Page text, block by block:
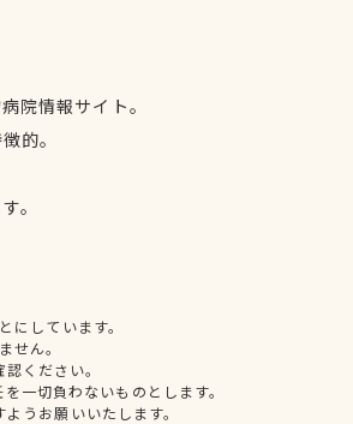
院情報サイト。
的。
。
しています。
せん。
ください。
一切負わないものとします。
うお願いいたします。